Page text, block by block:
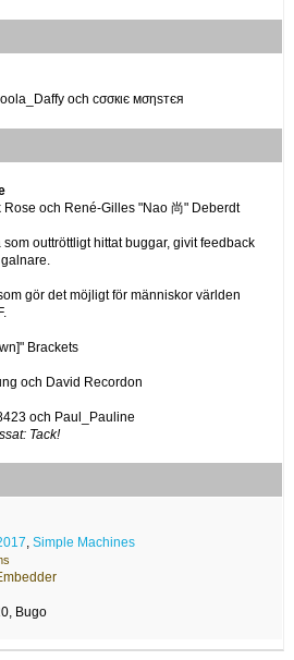
och cσσкιє мσηѕтєя
Rose och René-Gilles "Nao 尚" Deberdt
outtröttligt hittat buggar, givit feedback
gör det möjligt för människor världen
Brackets
och David Recordon
och Paul_Pauline
Tack!
, Simple Machines
Bugo